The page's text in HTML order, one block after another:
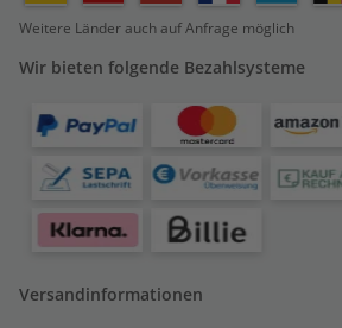
Weitere Länder auch auf Anfrage möglich
Wir bieten folgende Bezahlsysteme
Versandinformationen